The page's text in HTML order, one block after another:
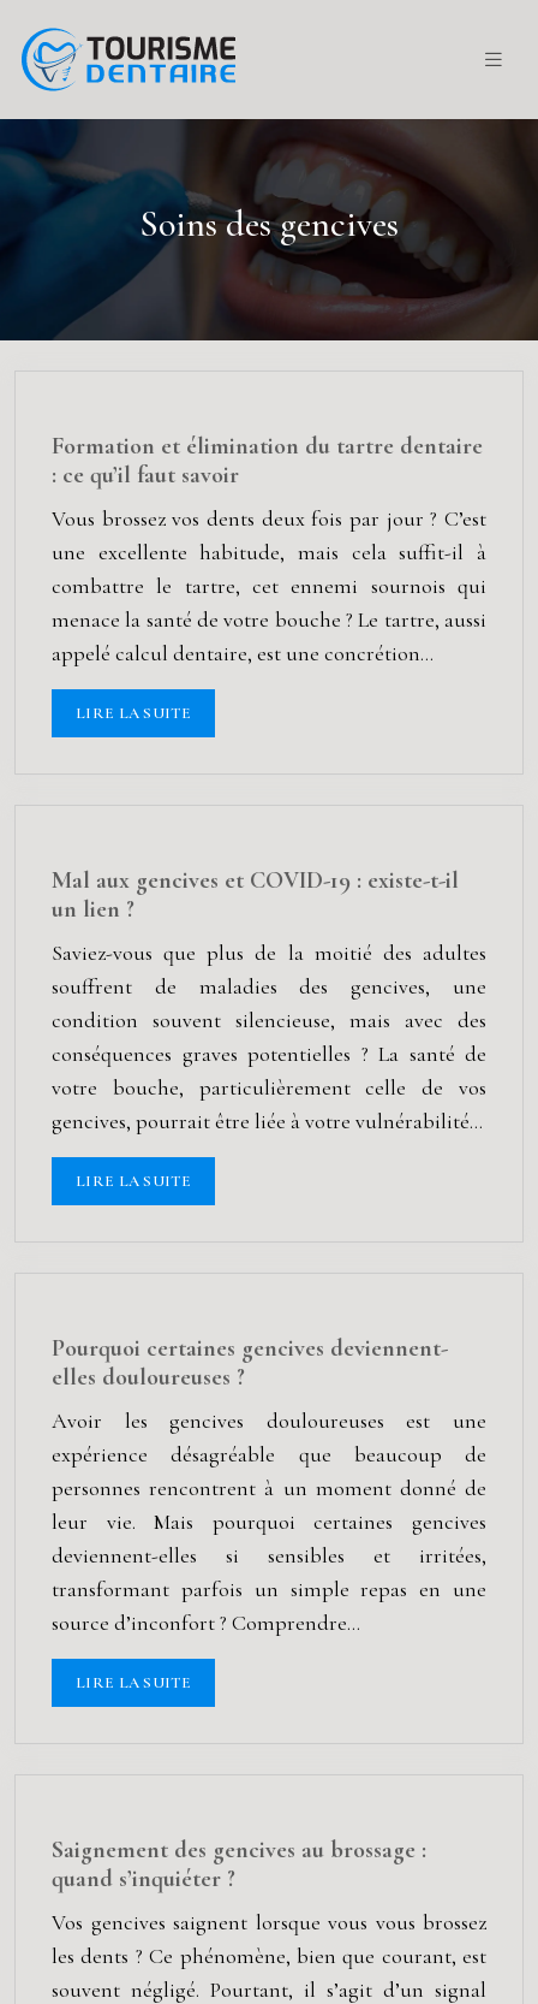
Soins des gencives
Formation et élimination du tartre dentaire
: ce qu’il faut savoir
Vous brossez vos dents deux fois par jour ? C’est
une excellente habitude, mais cela suffit-il à
combattre le tartre, cet ennemi sournois qui
menace la santé de votre bouche ? Le tartre, aussi
appelé calcul dentaire, est une concrétion…
LIRE LA SUITE
Mal aux gencives et COVID-19 : existe-t-il
un lien ?
Saviez-vous que plus de la moitié des adultes
souffrent de maladies des gencives, une
condition souvent silencieuse, mais avec des
conséquences graves potentielles ? La santé de
votre bouche, particulièrement celle de vos
gencives, pourrait être liée à votre vulnérabilité…
LIRE LA SUITE
Pourquoi certaines gencives deviennent-
elles douloureuses ?
Avoir les gencives douloureuses est une
expérience désagréable que beaucoup de
personnes rencontrent à un moment donné de
leur vie. Mais pourquoi certaines gencives
deviennent-elles si sensibles et irritées,
transformant parfois un simple repas en une
source d’inconfort ? Comprendre…
LIRE LA SUITE
Saignement des gencives au brossage :
quand s’inquiéter ?
Vos gencives saignent lorsque vous vous brossez
les dents ? Ce phénomène, bien que courant, est
souvent négligé. Pourtant, il s’agit d’un signal